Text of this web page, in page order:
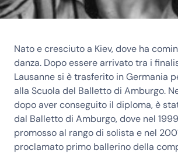
Nato e cresciuto a Kiev, dove ha
danza. Dopo essere arrivato tra i
Lausanne si è trasferito in Germania
alla Scuola del Balletto di Amburgo.
dopo aver conseguito il diploma, è
dal Balletto di Amburgo, dove nel
promosso al rango di solista e nel
proclamato primo ballerino della